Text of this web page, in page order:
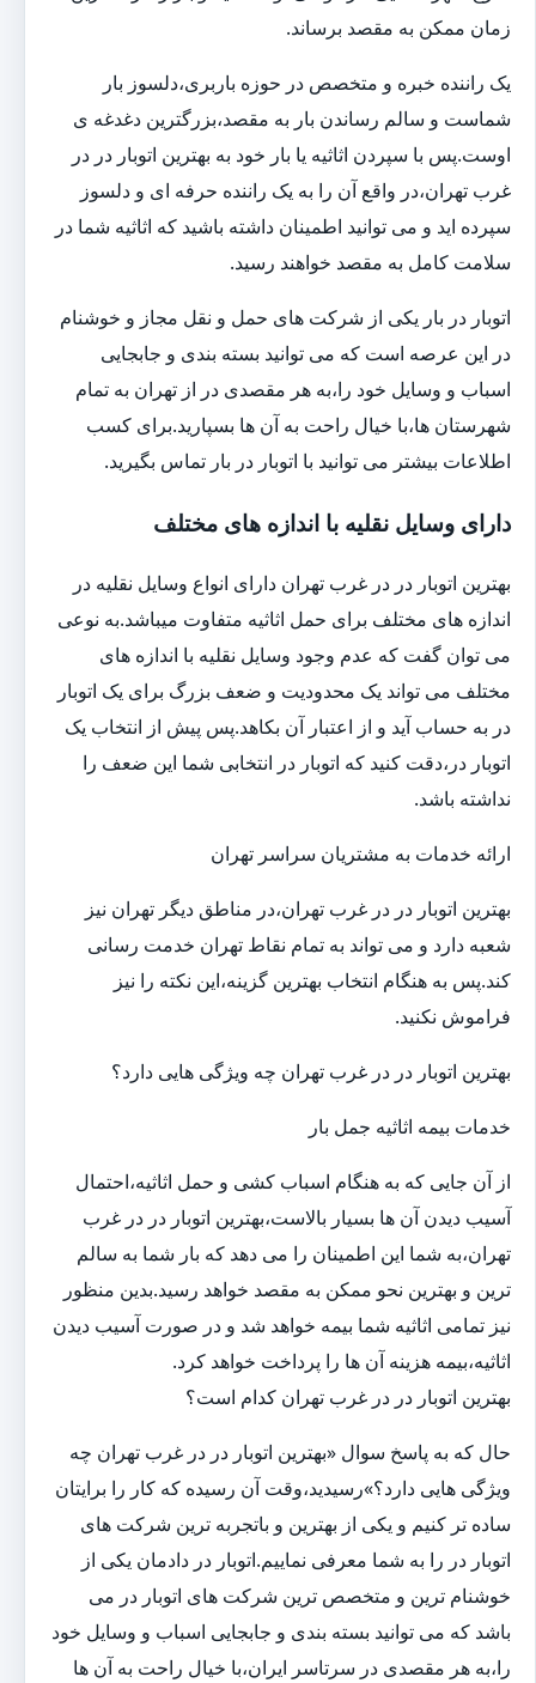
زمان ممکن به مقصد برساند.
یک راننده خبره و متخصص در حوزه باربری،دلسوز بار
شماست و سالم رساندن بار به مقصد،بزرگترین دغدغه ی
اوست.پس با سپردن اثاثیه یا بار خود به بهترین اتوبار در در
غرب تهران،در واقع آن را به یک راننده حرفه ای و دلسوز
سپرده اید و می توانید اطمینان داشته باشید که اثاثیه شما در
سلامت کامل به مقصد خواهند رسید.
اتوبار در بار یکی از شرکت های حمل و نقل مجاز و خوشنام
در این عرصه است که می توانید بسته بندی و جابجایی
اسباب و وسایل خود را،به هر مقصدی در از تهران به تمام
شهرستان ها،با خیال راحت به آن ها بسپارید.برای کسب
اطلاعات بیشتر می توانید با اتوبار در بار تماس بگیرید.
دارای وسایل نقلیه با اندازه های مختلف
بهترین اتوبار در در غرب تهران دارای انواع وسایل نقلیه در
اندازه های مختلف برای حمل اثاثیه متفاوت می‎باشد.به نوعی
می توان گفت که عدم وجود وسایل نقلیه با اندازه های
مختلف می تواند یک محدودیت و ضعف بزرگ برای یک اتوبار
در به حساب آید و از اعتبار آن بکاهد.پس پیش از انتخاب یک
اتوبار در،دقت کنید که اتوبار در انتخابی شما این ضعف را
نداشته باشد.
ارائه خدمات به مشتریان سراسر تهران
بهترین اتوبار در در غرب تهران،در مناطق دیگر تهران نیز
شعبه دارد و می تواند به تمام نقاط تهران خدمت رسانی
کند.پس به هنگام انتخاب بهترین گزینه،این نکته را نیز
فراموش نکنید.
بهترین اتوبار در در غرب تهران چه ویژگی هایی دارد؟
خدمات بیمه اثاثیه جمل بار
از آن جایی که به هنگام اسباب کشی و حمل اثاثیه،احتمال
آسیب دیدن آن ها بسیار بالاست،بهترین اتوبار در در غرب
تهران،به شما این اطمینان را می دهد که بار شما به سالم
ترین و بهترین نحو ممکن به مقصد خواهد رسید.بدین منظور
نیز تمامی اثاثیه شما بیمه خواهد شد و در صورت آسیب دیدن
اثاثیه،بیمه هزینه آن ها را پرداخت خواهد کرد.
بهترین اتوبار در در غرب تهران کدام است؟
حال که به پاسخ سوال «بهترین اتوبار در در غرب تهران چه
ویژگی هایی دارد؟»رسیدید،وقت آن رسیده که کار را برایتان
ساده تر کنیم و یکی از بهترین و باتجربه ترین شرکت های
اتوبار در را به شما معرفی نماییم.اتوبار در دادمان یکی از
خوشنام ترین و متخصص ترین شرکت های اتوبار در می
باشد که می توانید بسته بندی و جابجایی اسباب و وسایل خود
را،به هر مقصدی در سرتاسر ایران،با خیال راحت به آن ها